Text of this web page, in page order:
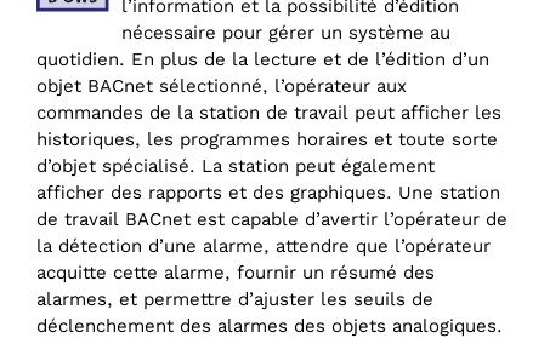
l’information et la possibilité d’édition
nécessaire pour gérer un système au
quotidien. En plus de la lecture et de l’édition d’un
objet BACnet sélectionné, l’opérateur aux
commandes de la station de travail peut afficher les
historiques, les programmes horaires et toute sorte
d’objet spécialisé. La station peut également
afficher des rapports et des graphiques. Une station
de travail BACnet est capable d’avertir l’opérateur de
la détection d’une alarme, attendre que l’opérateur
acquitte cette alarme, fournir un résumé des
alarmes, et permettre d’ajuster les seuils de
déclenchement des alarmes des objets analogiques.